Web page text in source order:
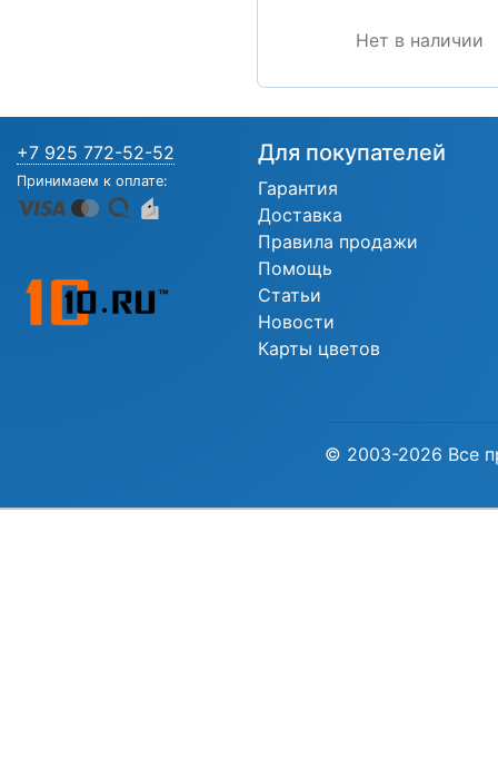
Нет в наличии
+7 925 772-52-52
Принимаем к оплате:
Для покупателей
Гарантия
Доставка
Правила продажи
Помощь
Статьи
Новости
Карты цветов
© 2003-2026 Все